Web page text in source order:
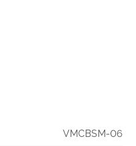
VMCBSM-06